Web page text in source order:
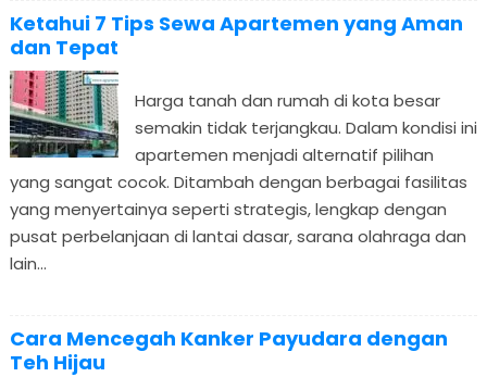
Ketahui 7 Tips Sewa Apartemen yang Aman
dan Tepat
Harga tanah dan rumah di kota besar
semakin tidak terjangkau. Dalam kondisi ini
apartemen menjadi alternatif pilihan
yang sangat cocok. Ditambah dengan berbagai fasilitas
yang menyertainya seperti strategis, lengkap dengan
pusat perbelanjaan di lantai dasar, sarana olahraga dan
lain...
Cara Mencegah Kanker Payudara dengan
Teh Hijau